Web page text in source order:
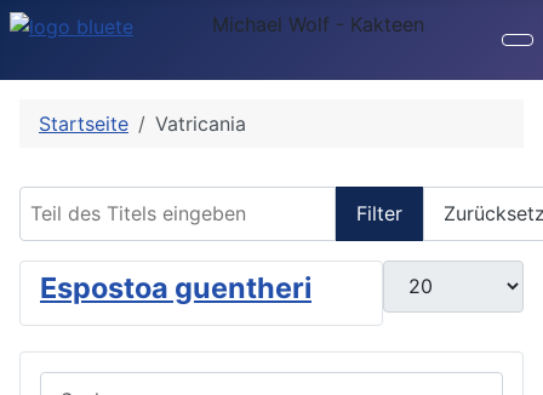
Michael Wolf - Kakteen
Startseite Vatricania
Filter
Anzeige #
Espostoa guentheri